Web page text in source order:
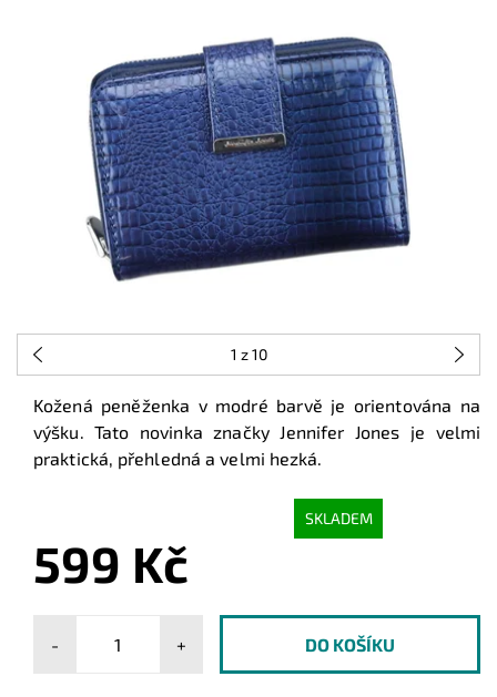
1 z 10
Kožená peněženka v modré barvě je orientována na
výšku. Tato novinka značky Jennifer Jones je velmi
praktická, přehledná a velmi hezká.
SKLADEM
599 Kč
- +